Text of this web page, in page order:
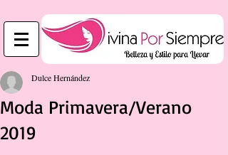
Moda Primavera/Verano
2019
Dulce Hernández